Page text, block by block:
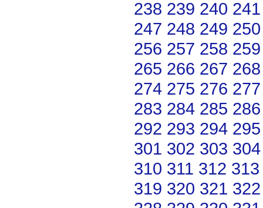
238 239 240 241
247 248 249 250
256 257 258 259
265 266 267 268
274 275 276 277
283 284 285 286
292 293 294 295
301 302 303 304
310 311 312 313
319 320 321 322